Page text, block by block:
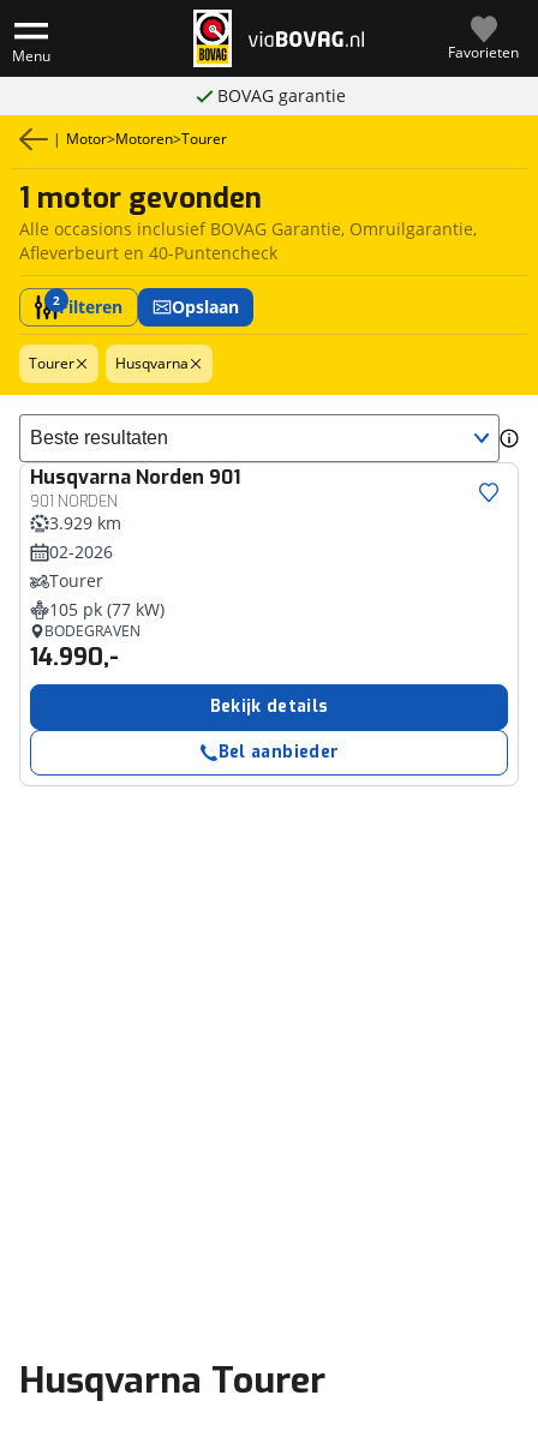
Menu Favorieten
BOVAG garantie
| Motor>Motoren>Tourer
1 motor gevonden
Alle occasions inclusief BOVAG Garantie, Omruilgarantie,
Afleverbeurt en 40-Puntencheck
2Filteren Opslaan
Tourer Husqvarna
Sorteer resultaten
Husqvarna Norden 901
901 NORDEN
3.929 km
02-2026
Tourer
105 pk (77 kW)
BODEGRAVEN
14.990,-
Bekijk details
Bel aanbieder
Husqvarna Tourer